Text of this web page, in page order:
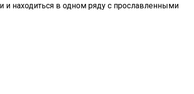
и находиться в одном ряду с прославленными